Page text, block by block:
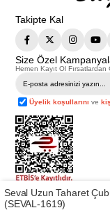
Takipte Kal
Size Özel
Hemen Kayıt Ol
Üyelik koşullarını ve
Telif Hakkı ©
Bu web sitesindeki
görsel ve yazılı içerikler
Seval Uzun Taharet
(SEVAL-1619)